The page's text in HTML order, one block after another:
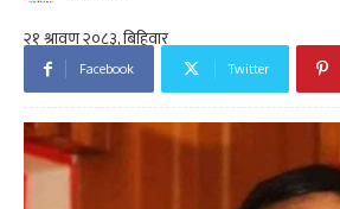
Facebook Twitter